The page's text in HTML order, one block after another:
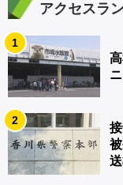
アクセスラ
1
2